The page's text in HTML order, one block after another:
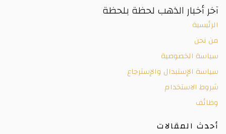
آخر أخبار الذهب لحظة بلحظة
الرئيسية
من نحن
سياسة الخصوصية
سياسة الإستبدال والإسترجاع
شروط الاستخدام
وظائف
أحدث المقالات